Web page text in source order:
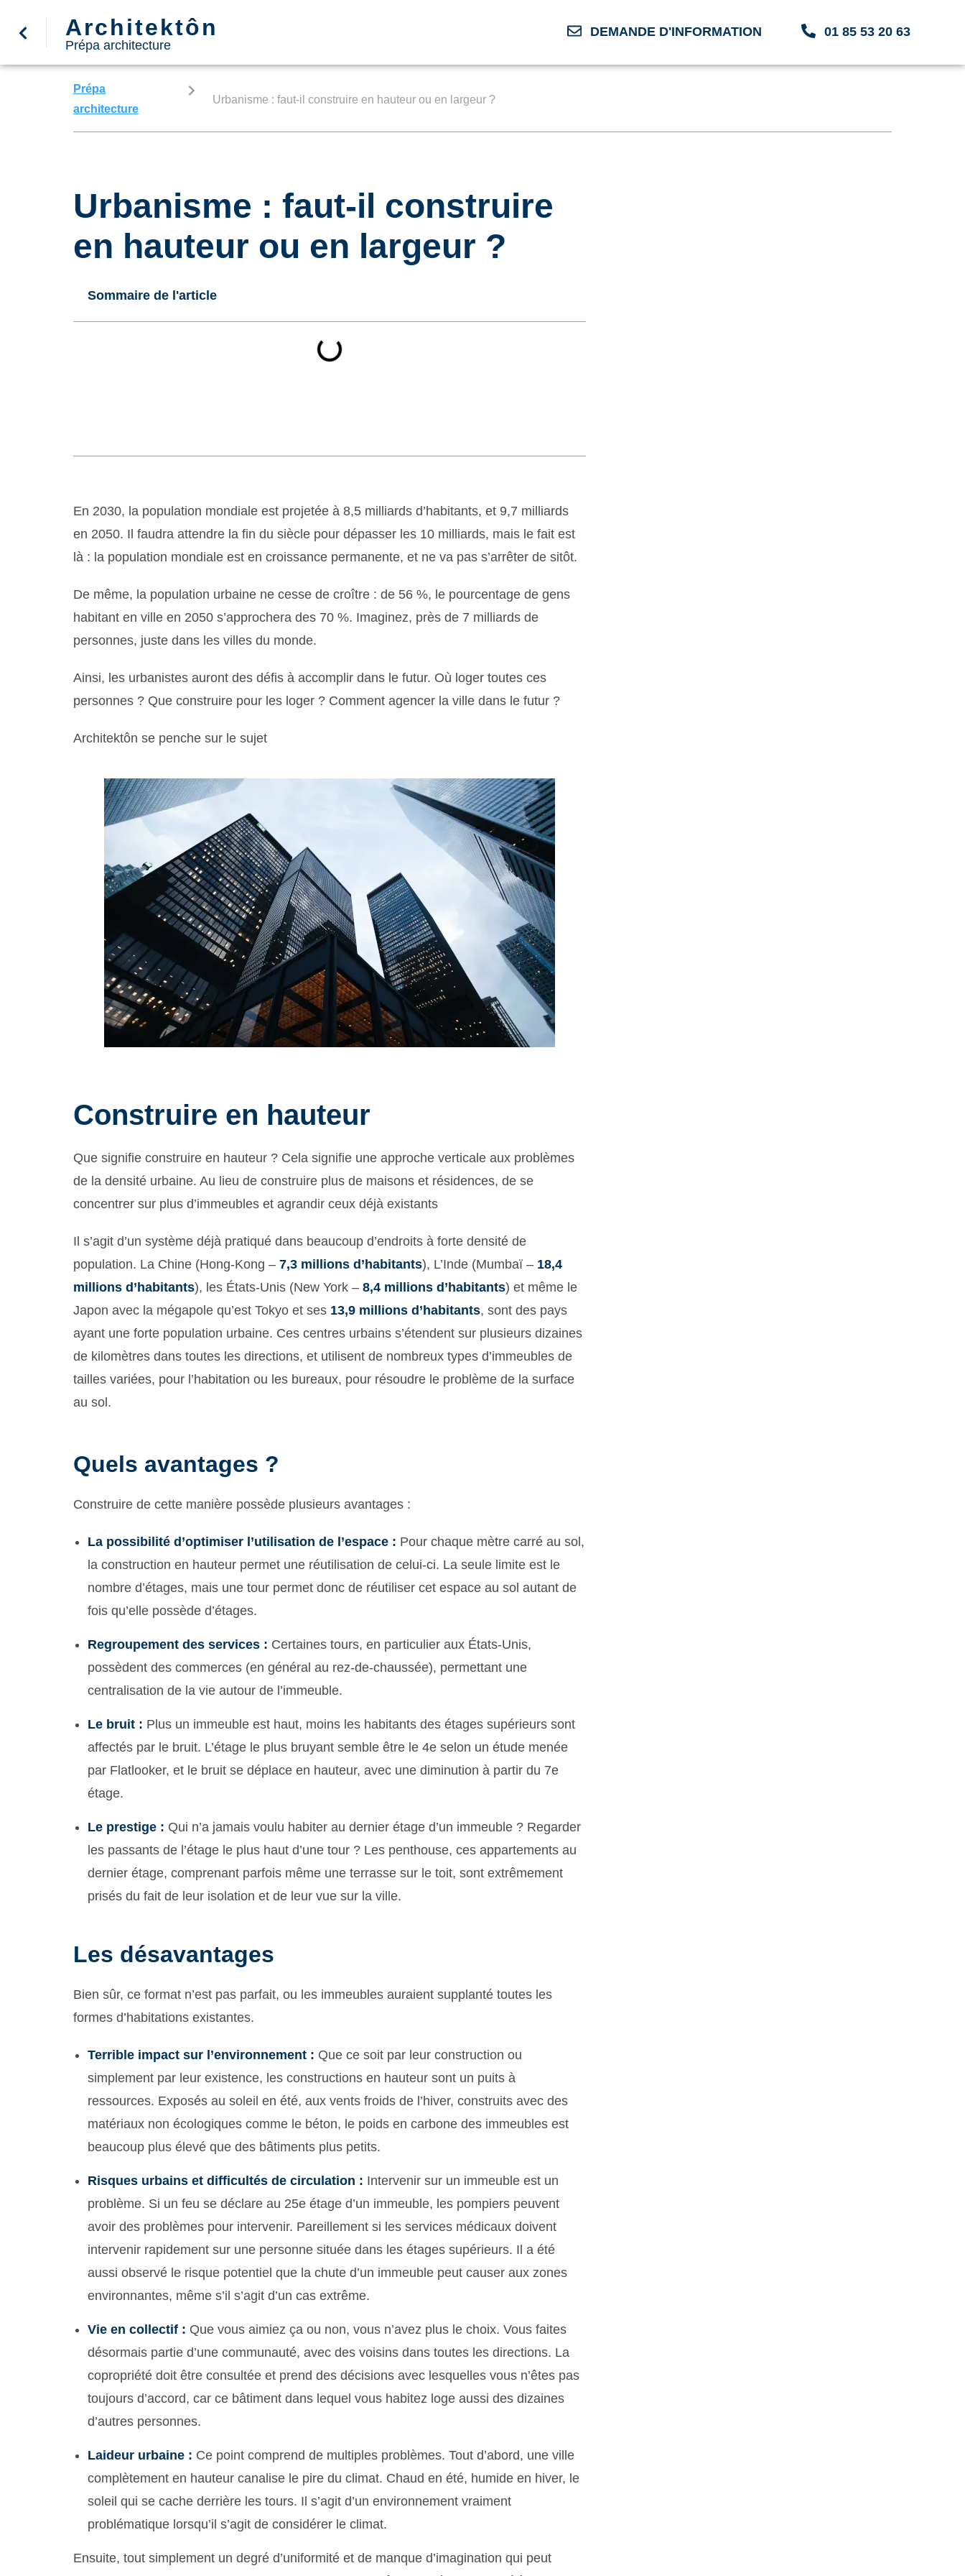
Architektôn
Prépa architecture
DEMANDE D'INFORMATION 01 85 53 20 63
Prépa
architecture
Urbanisme : faut-il construire en hauteur ou en largeur ?
Urbanisme : faut-il construire
en hauteur ou en largeur ?
Sommaire de l'article
En 2030, la population mondiale est projetée à 8,5 milliards d’habitants, et 9,7 milliards
en 2050. Il faudra attendre la fin du siècle pour dépasser les 10 milliards, mais le fait est
là : la population mondiale est en croissance permanente, et ne va pas s’arrêter de sitôt.
De même, la population urbaine ne cesse de croître : de 56 %, le pourcentage de gens
habitant en ville en 2050 s’approchera des 70 %. Imaginez, près de 7 milliards de
personnes, juste dans les villes du monde.
Ainsi, les urbanistes auront des défis à accomplir dans le futur. Où loger toutes ces
personnes ? Que construire pour les loger ? Comment agencer la ville dans le futur ?
Architektôn se penche sur le sujet
Construire en hauteur
Que signifie construire en hauteur ? Cela signifie une approche verticale aux problèmes
de la densité urbaine. Au lieu de construire plus de maisons et résidences, de se
concentrer sur plus d’immeubles et agrandir ceux déjà existants
Il s’agit d’un système déjà pratiqué dans beaucoup d’endroits à forte densité de
population. La Chine (Hong-Kong – 7,3 millions d’habitants), L’Inde (Mumbaï – 18,4
millions d’habitants), les États-Unis (New York – 8,4 millions d’habitants) et même le
Japon avec la mégapole qu’est Tokyo et ses 13,9 millions d’habitants, sont des pays
ayant une forte population urbaine. Ces centres urbains s’étendent sur plusieurs dizaines
de kilomètres dans toutes les directions, et utilisent de nombreux types d’immeubles de
tailles variées, pour l’habitation ou les bureaux, pour résoudre le problème de la surface
au sol.
Quels avantages ?
Construire de cette manière possède plusieurs avantages :
La possibilité d’optimiser l’utilisation de l’espace : Pour chaque mètre carré au sol,
la construction en hauteur permet une réutilisation de celui-ci. La seule limite est le
nombre d’étages, mais une tour permet donc de réutiliser cet espace au sol autant de
fois qu’elle possède d’étages.
Regroupement des services : Certaines tours, en particulier aux États-Unis,
possèdent des commerces (en général au rez-de-chaussée), permettant une
centralisation de la vie autour de l’immeuble.
Le bruit : Plus un immeuble est haut, moins les habitants des étages supérieurs sont
affectés par le bruit. L’étage le plus bruyant semble être le 4e selon un étude menée
par Flatlooker, et le bruit se déplace en hauteur, avec une diminution à partir du 7e
étage.
Le prestige : Qui n’a jamais voulu habiter au dernier étage d’un immeuble ? Regarder
les passants de l’étage le plus haut d’une tour ? Les penthouse, ces appartements au
dernier étage, comprenant parfois même une terrasse sur le toit, sont extrêmement
prisés du fait de leur isolation et de leur vue sur la ville.
Les désavantages
Bien sûr, ce format n’est pas parfait, ou les immeubles auraient supplanté toutes les
formes d’habitations existantes.
Terrible impact sur l’environnement : Que ce soit par leur construction ou
simplement par leur existence, les constructions en hauteur sont un puits à
ressources. Exposés au soleil en été, aux vents froids de l’hiver, construits avec des
matériaux non écologiques comme le béton, le poids en carbone des immeubles est
beaucoup plus élevé que des bâtiments plus petits.
Risques urbains et difficultés de circulation : Intervenir sur un immeuble est un
problème. Si un feu se déclare au 25e étage d’un immeuble, les pompiers peuvent
avoir des problèmes pour intervenir. Pareillement si les services médicaux doivent
intervenir rapidement sur une personne située dans les étages supérieurs. Il a été
aussi observé le risque potentiel que la chute d’un immeuble peut causer aux zones
environnantes, même s’il s’agit d’un cas extrême.
Vie en collectif : Que vous aimiez ça ou non, vous n’avez plus le choix. Vous faites
désormais partie d’une communauté, avec des voisins dans toutes les directions. La
copropriété doit être consultée et prend des décisions avec lesquelles vous n’êtes pas
toujours d’accord, car ce bâtiment dans lequel vous habitez loge aussi des dizaines
d’autres personnes.
Laideur urbaine : Ce point comprend de multiples problèmes. Tout d’abord, une ville
complètement en hauteur canalise le pire du climat. Chaud en été, humide en hiver, le
soleil qui se cache derrière les tours. Il s’agit d’un environnement vraiment
problématique lorsqu’il s’agit de considérer le climat.
Ensuite, tout simplement un degré d’uniformité et de manque d’imagination qui peut